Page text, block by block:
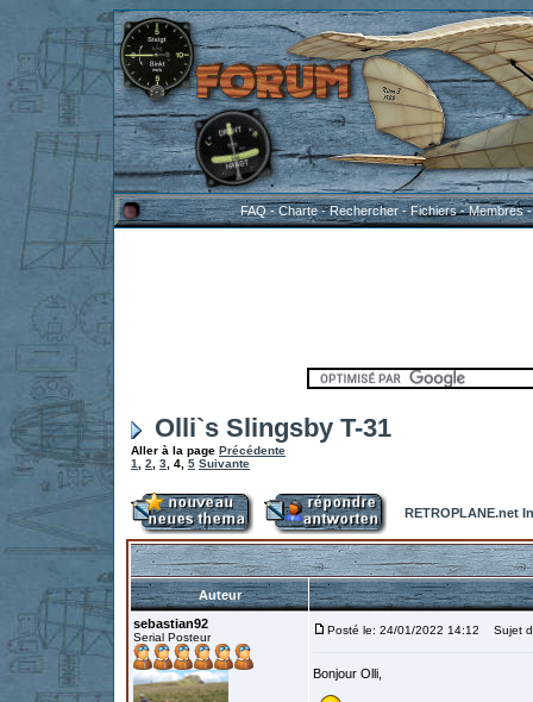
FAQ-Charte-Rechercher-Fichiers-Membres
Olli`s Slingsby T-31
Aller à la page Précédente
1
2 3 4 5 Suivante
RETROPLANE.net
Auteur
sebastian92
Serial Posteur
Posté le: 24/01/2022 14:12 Sujet
Bonjour Olli,